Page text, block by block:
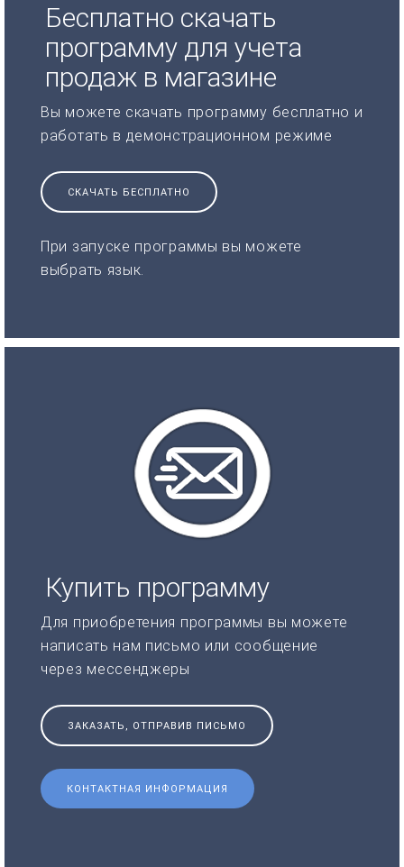
Бесплатно скачать
программу для учета
продаж в магазине
Вы можете скачать программу бесплатно и
работать в демонстрационном режиме
СКАЧАТЬ БЕСПЛАТНО
При запуске программы вы можете
выбрать язык.
Купить программу
Для приобретения программы вы можете
написать нам письмо или сообщение
через мессенджеры
ЗАКАЗАТЬ, ОТПРАВИВ ПИСЬМО
КОНТАКТНАЯ ИНФОРМАЦИЯ